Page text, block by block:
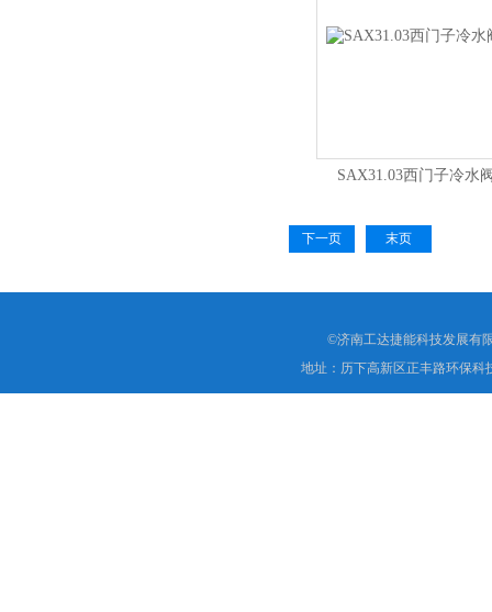
SAX31.03西门子冷水
下一页 末页
©济南工达捷能科技发展有
地址：历下高新区正丰路环保科